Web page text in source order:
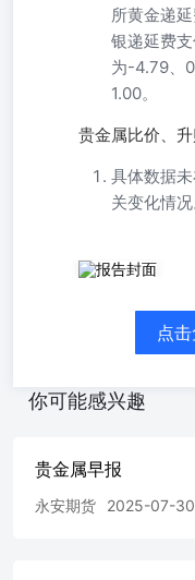
所黄金递
银递延费
为-4.79、
1.00。
贵金属比价、升
具体数据
关变化情况
0.07 0.28 0.01
18.00 0.38 25.20
新 LME铜 WTI
黄金ETF持仓 白
-4.79 0.87 -5.35
ETF持仓变化 免
点
你可能感兴趣
贵金属早报
永安期货 2025-07-30